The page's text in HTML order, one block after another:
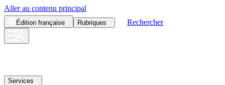
Aller au contenu principal
Édition française Rubriques Rechercher
Services